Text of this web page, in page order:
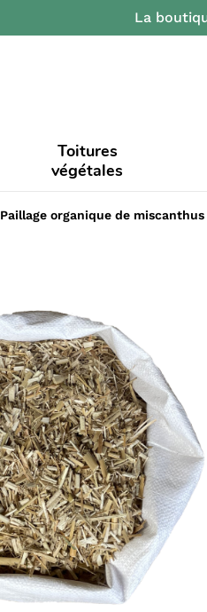
La
Toitures
végétales
Paillage organique de